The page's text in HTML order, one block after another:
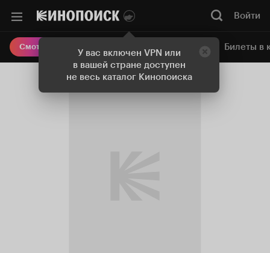
У вас включен VPN или
в вашей стране доступен
не весь каталог Кинопоиска
Войти
Смотреть кино Онлайн-кинотеатр Билеты в